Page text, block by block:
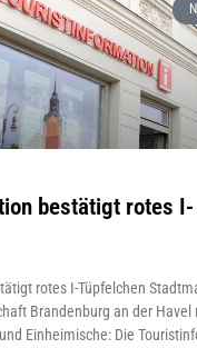
bestätigt rotes I-
rotes I-Tüpfelchen
Brandenburg an der Havel
Einheimische: Die